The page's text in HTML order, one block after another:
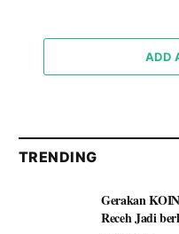
ADD
TRENDING
Gerakan
Receh Jadi